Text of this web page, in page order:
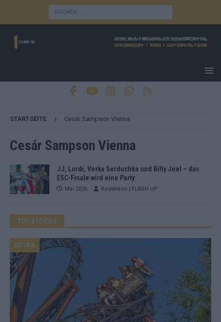
STARTSEITE Cesár Sampson Vienna
Cesár Sampson Vienna
JJ, Lordi, Verka Serduchka und Billy Joel – das
ESC-Finale wird eine Party
Mai 2026 Redaktion | FLASH UP
TOP STORIES
EXTRA